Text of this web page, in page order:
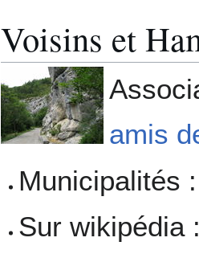
Voisins et
amis
Municipalités
Sur wikipédia